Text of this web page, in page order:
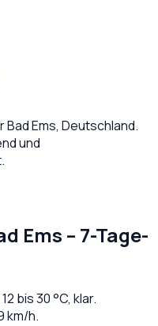
Bad Ems, Deutschland.
und
Ems – 7-Tage-
12 bis30°C, klar.
km/h.